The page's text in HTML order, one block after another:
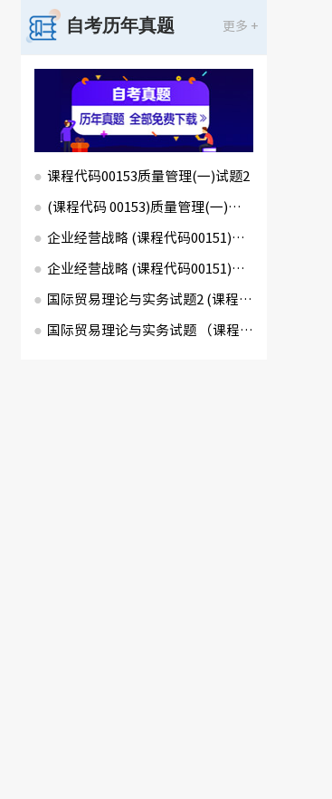
更多 +
自考历年真题
课程代码00153质量管理(一)试题2
(课程代码 00153)质量管理(一)试题1
企业经营战略 (课程代码00151)试卷2
企业经营战略 (课程代码00151)试卷1
国际贸易理论与实务试题2 (课程代码00149)
国际贸易理论与实务试题 （课程代码00149）